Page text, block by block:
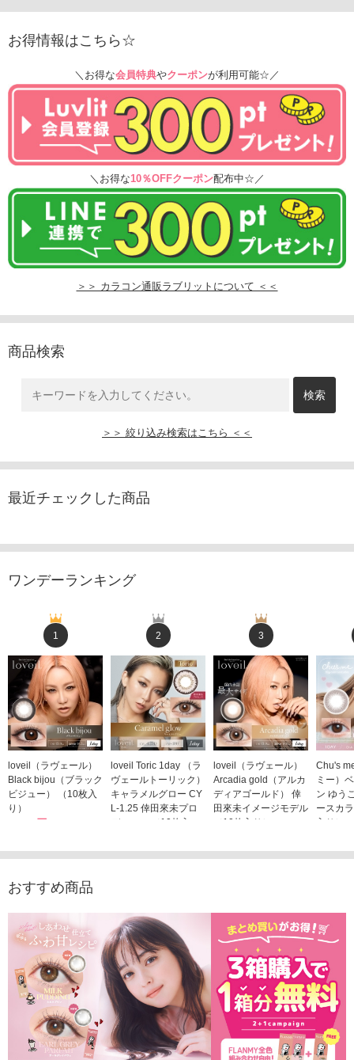
お得情報はこちら☆
＼お得な会員特典やクーポンが利用可能☆／
＼お得な10％OFFクーポン配布中☆／
＞＞ カラコン通販ラブリットについて ＜＜
商品検索
＞＞ 絞り込み検索はこちら ＜＜
最近チェックした商品
ワンデーランキング
1
loveil（ラヴェール）
Black bijou（ブラック
ビジュー） （10枚入
り）
1,760円
2
loveil Toric 1day （ラ
ヴェールトーリック）
キャラメルグロー CY
L-1.25 倖田來未プロ
デュース （10枚入
1,760円(税込)
3
loveil（ラヴェール）
Arcadia gold（アルカ
ディアゴールド） 倖
田來未イメージモデル
（10枚入り）
Chu's
ミー）
ン ゆう
ースカ
入り）
おすすめ商品